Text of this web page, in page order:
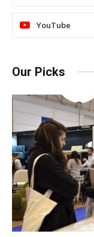
YouTube
Our Picks